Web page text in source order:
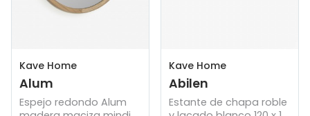
Kave Home
Alum
Espejo redondo Alum
Kave Home
Abilen
Estante de chapa roble